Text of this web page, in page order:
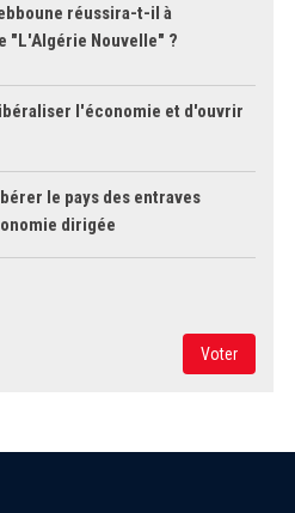
réussira-t-il à
"L'Algérie Nouvelle" ?
l'économie et d'ouvrir
le pays des entraves
dirigée
Voter